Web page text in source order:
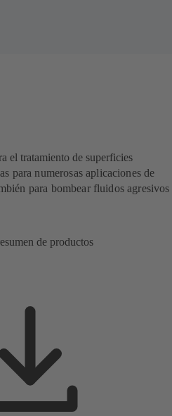
el tratamiento de superficies
para numerosas aplicaciones de
para bombear fluidos
de productos